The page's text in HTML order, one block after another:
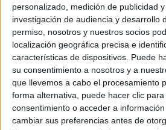
personalizado, medición de publicidad
investigación de audiencia y desarrollo
permiso, nosotros y nuestros socios
localización geográfica precisa e
características de dispositivos. Puede
su consentimiento a nosotros y a
que llevemos a cabo el procesamiento
forma alternativa, puede hacer clic
consentimiento o acceder a
cambiar sus preferencias antes de
Etiquetas: La universidad - un mundo